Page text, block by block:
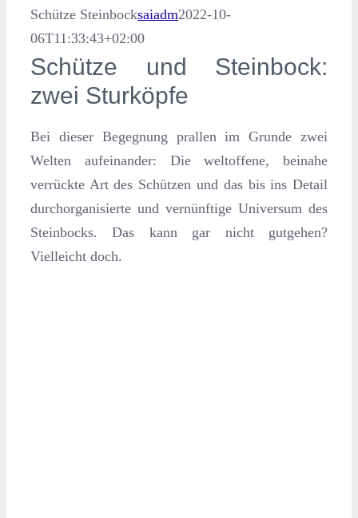
Schütze Steinbocksaiadm2022-10-
06T11:33:43+02:00
Schütze und Steinbock:
zwei Sturköpfe
Bei dieser Begegnung prallen im Grunde zwei
Welten aufeinander: Die weltoffene, beinahe
verrückte Art des Schützen und das bis ins Detail
durchorganisierte und vernünftige Universum des
Steinbocks. Das kann gar nicht gutgehen?
Vielleicht doch.